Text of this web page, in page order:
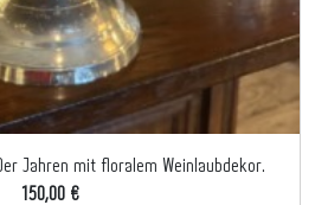
Jahren mit floralem Weinlaubdekor.
150,00 €